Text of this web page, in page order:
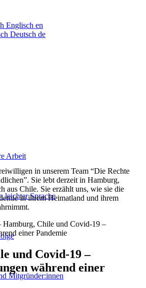
Englisch en
Deutsch de
Arbeit
leichter Sprache
Mitgründer:innen
in unserem Team “Die Rechte
Sie lebt derzeit in Hamburg,
aus Chile. Sie erzählt uns, wie sie die
in ihrem Heimatland und ihrem
Hamburg, Chile und Covid-19 –
einer Pandemie
und Covid-19 –
während einer